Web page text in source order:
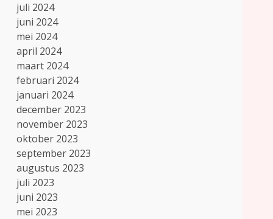
juli 2024
juni 2024
mei 2024
april 2024
maart 2024
februari 2024
januari 2024
december 2023
november 2023
oktober 2023
september 2023
augustus 2023
juli 2023
juni 2023
mei 2023